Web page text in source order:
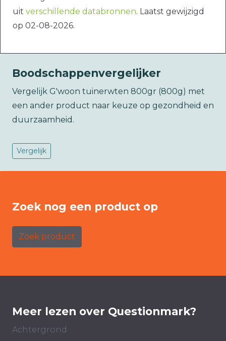
uit verschillende databronnen. Laatst gewijzigd
op 02-08-2026.
Boodschappenvergelijker
Vergelijk G'woon tuinerwten 800gr (800g) met
een ander product naar keuze op gezondheid en
duurzaamheid.
Vergelijk
Zoek nog een product op
Zoek product
Meer lezen over Questionmark?
Achtergrond